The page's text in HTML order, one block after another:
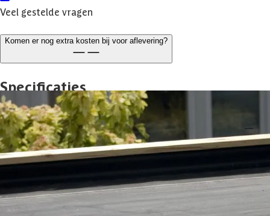
Veel gestelde vragen
Komen er nog extra kosten bij voor aflevering?
Specificaties
Belangrijke specificaties
Merk
Breedte 400 cm